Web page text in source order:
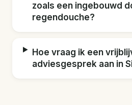
zoals een ingebouwd
regendouche?
Hoe vraag ik een
adviesgesprek aan in